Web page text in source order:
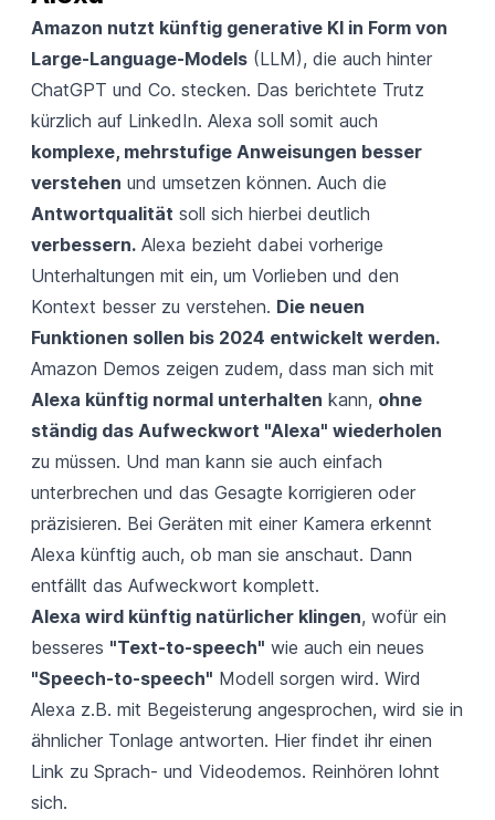
Amazon nutzt künftig generative KI in Form von
Large-Language-Models(LLM), die auch hinter
ChatGPT und Co. stecken. Das berichtete Trutz
kürzlich auf LinkedIn. Alexa soll somit auch
komplexe, mehrstufige Anweisungen besser
verstehen und umsetzen können. Auch die
Antwortqualität soll sich hierbei deutlich
verbessern.Alexa bezieht dabei vorherige
Unterhaltungen mit ein, um Vorlieben und den
Kontext besser zu verstehen. Die neuen
Funktionen sollen bis 2024 entwickelt werden.
Amazon Demos zeigen zudem, dass man sich mit
Alexa künftig normal unterhalten kann, ohne
ständig das Aufweckwort "Alexa" wiederholen
zu müssen. Und man kann sie auch einfach
unterbrechen und das Gesagte korrigieren oder
präzisieren. Bei Geräten mit einer Kamera erkennt
Alexa künftig auch, ob man sie anschaut. Dann
entfällt das Aufweckwort komplett.
Alexa wird künftig natürlicher klingen, wofür ein
besseres "Text-to-speech" wie auch ein neues
"Speech-to-speech" Modell sorgen wird. Wird
Alexa z.B. mit Begeisterung angesprochen, wird sie in
ähnlicher Tonlage antworten. Hier findet ihr einen
Link zu Sprach- und Videodemos. Reinhören lohnt
sich.